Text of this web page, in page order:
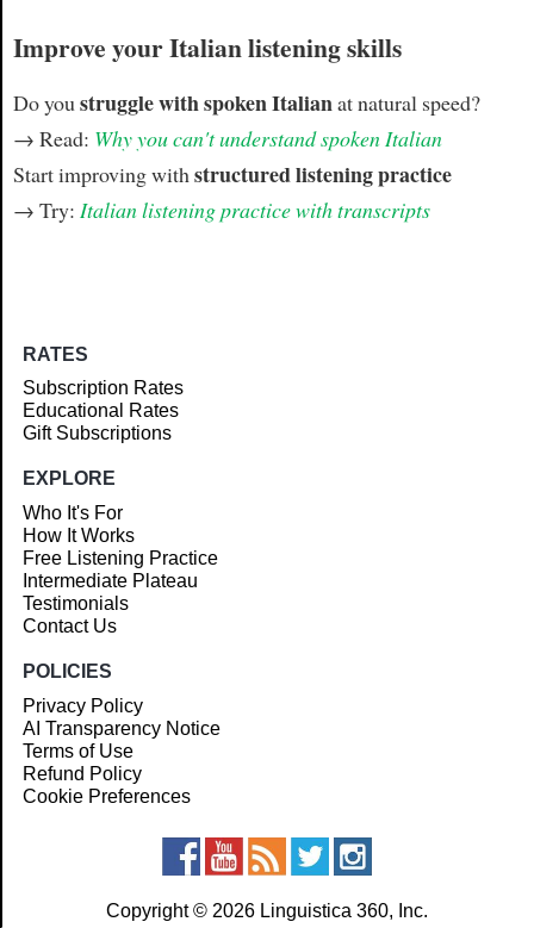
Improve your Italian listening skills
Do youstruggle with spoken Italianat natural speed?
→ Read: Why you can't understand spoken Italian
Start improving withstructured listening practice
→ Try: Italian listening practice with transcripts
RATES
Subscription Rates
Educational Rates
Gift Subscriptions
EXPLORE
Who It's For
How It Works
Free Listening Practice
Intermediate Plateau
Testimonials
Contact Us
POLICIES
Privacy Policy
AI Transparency Notice
Terms of Use
Refund Policy
Cookie Preferences
Copyright © 2026 Linguistica 360, Inc.